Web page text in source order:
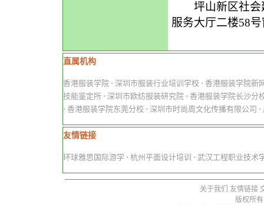
坪山新区社会建
服务大厅二楼58
直属机构
香港服装学院 · 深圳市服装行业培训学校 · 香港服装学院新
技能鉴定所 · 深圳市欧纺服装研究院 · 香港服装学院长沙分
· 香港服装学院东莞分校 · 深圳市时尚周文化传播有限公司 ·
友情链接
环球雅思国际游学 · 杭州平面设计培训 · 武汉工程职业技术
关于我们 友情链接
版权所